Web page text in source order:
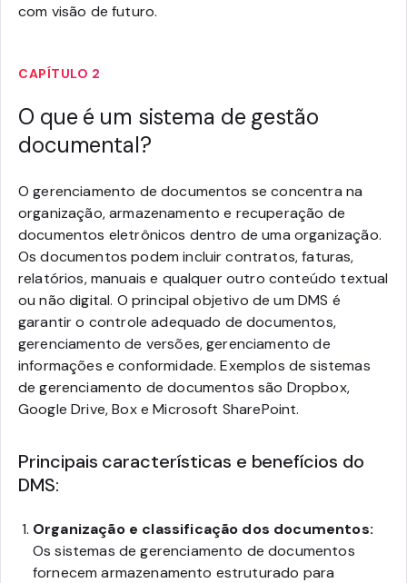
com visão de futuro.
CAPÍTULO 2
O que é um sistema de gestão
documental?
O gerenciamento de documentos se concentra na
organização, armazenamento e recuperação de
documentos eletrônicos dentro de uma organização.
Os documentos podem incluir contratos, faturas,
relatórios, manuais e qualquer outro conteúdo textual
ou não digital. O principal objetivo de um DMS é
garantir o controle adequado de documentos,
gerenciamento de versões, gerenciamento de
informações e conformidade. Exemplos de sistemas
de gerenciamento de documentos são Dropbox,
Google Drive, Box e Microsoft SharePoint.
Principais características e benefícios do
DMS:
Organização e classificação dos documentos:
Os sistemas de gerenciamento de documentos
fornecem armazenamento estruturado para